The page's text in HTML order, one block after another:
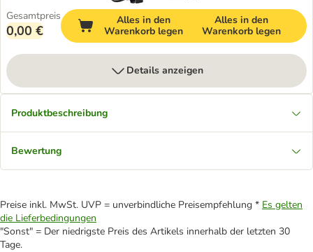
Gesamtpreis
0,00 €
Alles in den
Warenkorb legen
Alles in den
Warenkorb legen
Details anzeigen
Produktbeschreibung
Bewertung
Preise inkl. MwSt. UVP = unverbindliche Preisempfehlung * Es gelten
die Lieferbedingungen
"Sonst" = Der niedrigste Preis des Artikels innerhalb der letzten 30
Tage.